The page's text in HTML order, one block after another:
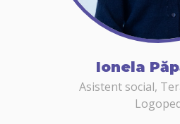
Ionela
Asistent social,